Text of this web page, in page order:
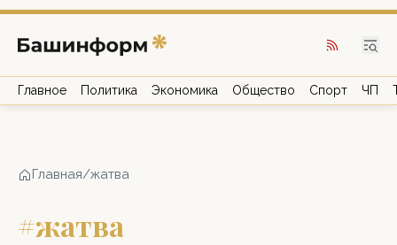
Главное Политика Экономика Общество Спорт ЧП
Главная/жатва
#жатва